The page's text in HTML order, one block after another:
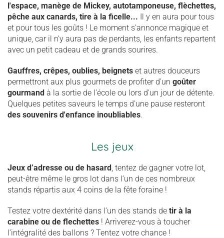
l'espace, manège de Mickey, autotamponeuse, flèchettes,
pêche aux canards, tire à la ficelle... Il y en aura pour tous
et pour tous les goûts ! Le moment s'annonce magique et
unique, car il n'y aura pas de perdants, les enfants repartent
avec un petit cadeau et de grands sourires.
Gauffres, crêpes, oublies, beignets et autres douceurs
permettront aux plus gourmets de profiter d'un goûter
gourmand à la sortie de l'école ou lors d'un jour de détente.
Quelques petites saveurs le temps d'une pause resteront
des souvenirs d'enfance inoubliables.
Les jeux
Jeux d’adresse ou de hasard, tentez de gagner votre lot,
peut-être même le gros lot dans l’un de ces nombreux
stands répartis aux 4 coins de la fête foraine !
Testez votre dextérité dans l’un des stands de tir à la
carabine ou de flechettes ! Arriverez-vous à toucher
l’intégralité des ballons ? Tentez votre chance !